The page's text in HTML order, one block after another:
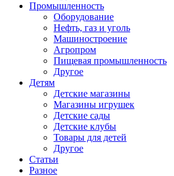
Промышленность
Оборудование
Нефть, газ и уголь
Машиностроение
Агропром
Пищевая промышленность
Другое
Детям
Детские магазины
Магазины игрушек
Детские сады
Детские клубы
Товары для детей
Другое
Статьи
Разное